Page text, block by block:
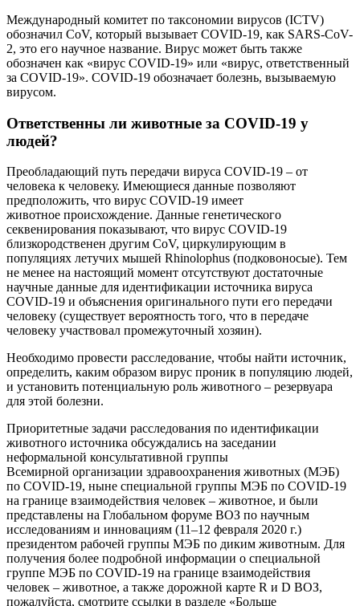
Международный комитет по таксономии вирусов (ICTV)
обозначил CoV, который вызывает COVID-19, как SARS-CoV-
2, это его научное название. Вирус может быть также
обозначен как «вирус COVID-19» или «вирус, ответственный
за COVID-19». COVID-19 обозначает болезнь, вызываемую
вирусом.
Ответственны ли животные за COVID-19 у
людей?
Преобладающий путь передачи вируса COVID-19 – от
человека к человеку. Имеющиеся данные позволяют
предположить, что вирус COVID-19 имеет
животное происхождение. Данные генетического
секвенирования показывают, что вирус COVID-19
близкородственен другим CoV, циркулирующим в
популяциях летучих мышей Rhinolophus (подковоносые). Тем
не менее на настоящий момент отсутствуют достаточные
научные данные для идентификации источника вируса
COVID-19 и объяснения оригинального пути его передачи
человеку (существует вероятность того, что в передаче
человеку участвовал промежуточный хозяин).
Необходимо провести расследование, чтобы найти источник,
определить, каким образом вирус проник в популяцию людей,
и установить потенциальную роль животного – резервуара
для этой болезни.
Приоритетные задачи расследования по идентификации
животного источника обсуждались на заседании
неформальной консультативной группы
Всемирной организации здравоохранения животных (МЭБ)
по COVID-19, ныне специальной группы МЭБ по COVID-19
на границе взаимодействия человек – животное, и были
представлены на Глобальном форуме ВОЗ по научным
исследованиям и инновациям (11–12 февраля 2020 г.)
президентом рабочей группы МЭБ по диким животным. Для
получения более подробной информации о специальной
группе МЭБ по COVID-19 на границе взаимодействия
человек – животное, а также дорожной карте R и D ВОЗ,
пожалуйста, смотрите ссылки в разделе «Больше